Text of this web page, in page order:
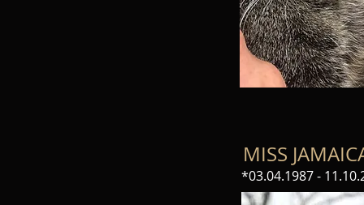
MISS
*03.04.1987 -